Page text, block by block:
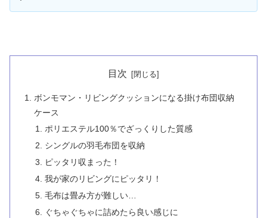
目次
ボンモマン・リビングクッションになる掛け布団収納
ケース
ポリエステル100％でざっくりした質感
シングルの羽毛布団を収納
ピッタリ収まった！
我が家のリビングにピッタリ！
毛布は畳み方が難しい…
ぐちゃぐちゃに詰めたら良い感じに